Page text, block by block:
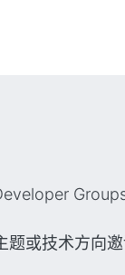
或技术方向